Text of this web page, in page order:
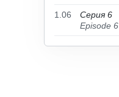
1.06
Серия 6
Episode 6